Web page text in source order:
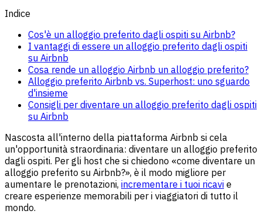
Indice
Cos'è un alloggio preferito dagli ospiti su Airbnb?
I vantaggi di essere un alloggio preferito dagli ospiti
su Airbnb
Cosa rende un alloggio Airbnb un alloggio preferito?
Alloggio preferito Airbnb vs. Superhost: uno sguardo
d'insieme
Consigli per diventare un alloggio preferito dagli ospiti
su Airbnb
Nascosta all'interno della piattaforma Airbnb si cela
un'opportunità straordinaria: diventare un alloggio preferito
dagli ospiti. Per gli host che si chiedono «come diventare un
alloggio preferito su Airbnb?», è il modo migliore per
aumentare le prenotazioni, incrementare i tuoi ricavi e
creare esperienze memorabili per i viaggiatori di tutto il
mondo.